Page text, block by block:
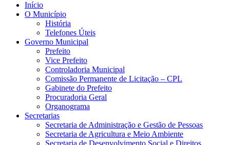
Início
O Município
História
Telefones Úteis
Governo Municipal
Prefeito
Vice Prefeito
Controladoria Municipal
Comissão Permanente de Licitação – CPL
Gabinete do Prefeito
Procuradoria Geral
Organograma
Secretarias
Secretaria de Administração e Gestão de Pessoas
Secretaria de Agricultura e Meio Ambiente
Secretaria de Desenvolvimento Social e Direitos